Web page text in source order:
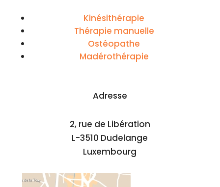
Kinésithérapie
Thérapie manuelle
Ostéopathe
Madérothérapie
Adresse
2, rue de Libération
L-3510 Dudelange
Luxembourg